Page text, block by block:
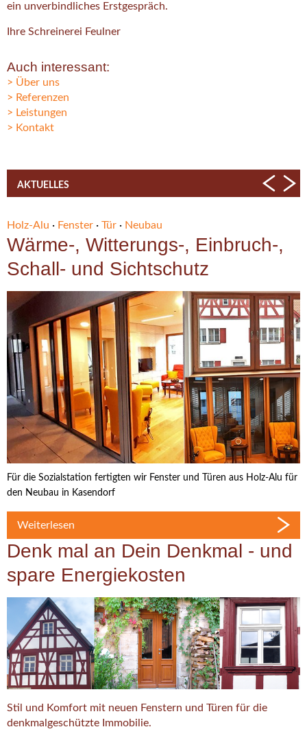
ein unverbindliches Erstgespräch.
Ihre Schreinerei Feulner
Auch interessant:
Über uns
Referenzen
Leistungen
Kontakt
AKTUELLES
Holz-Alu · Fenster · Tür · Neubau
Wärme-, Witterungs-, Einbruch-,
Schall- und Sichtschutz
Für die Sozialstation fertigten wir Fenster und Türen aus Holz-Alu für
den Neubau in Kasendorf
Weiterlesen
Denk mal an Dein Denkmal - und
spare Energiekosten
Stil und Komfort mit neuen Fenstern und Türen für die
denkmalgeschützte Immobilie.